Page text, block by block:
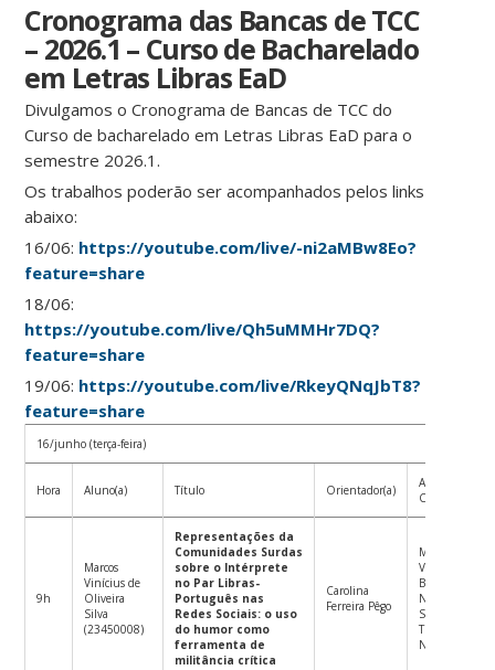
Cronograma das Bancas de TCC
– 2026.1 – Curso de Bacharelado
em Letras Libras EaD
Divulgamos o Cronograma de Bancas de TCC do
Curso de bacharelado em Letras Libras EaD para o
semestre 2026.1.
Os trabalhos poderão ser acompanhados pelos links
abaixo:
16/06: https://youtube.com/live/-ni2aMBw8Eo?
feature=share
18/06:
https://youtube.com/live/Qh5uMMHr7DQ?
feature=share
19/06: https://youtube.com/live/RkeyQNqJbT8?
feature=share
16/junho (terça-feira)
Hora Aluno(a) Título Orientador(a)
Avaliador(a)
Convidado(a)
9h
Marcos
Vinícius de
Oliveira
Silva
(23450008)
Representações da
Comunidades Surdas
sobre o Intérprete
no Par Libras-
Português nas
Redes Sociais: o uso
do humor como
ferramenta de
militância crítica
Carolina
Ferreira Pêgo
Marcus
Vinicius
Batista
Nascimento
Suplente:
Tiago Coimbra
Nogueira